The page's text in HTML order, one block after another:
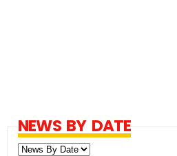
NEWS BY DATE